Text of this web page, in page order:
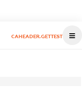
CAHEADER.GETTEST